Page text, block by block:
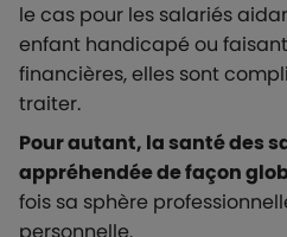
le cas pour les salariés
enfant handicapé ou
financières, elles sont
traiter.
Pour autant, la santé des
appréhendée de façon
fois sa sphère